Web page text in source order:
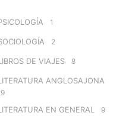
1
2
DE VIAJES 8
ANGLOSAJONA
EN GENERAL 9